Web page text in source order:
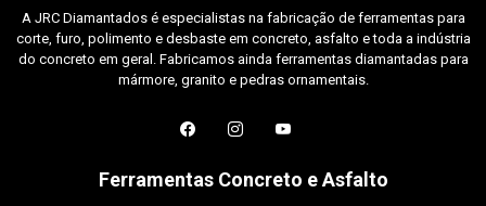
A JRC Diamantados é especialistas na fabricação de ferramentas para
corte, furo, polimento e desbaste em concreto, asfalto e toda a indústria
do concreto em geral. Fabricamos ainda ferramentas diamantadas para
mármore, granito e pedras ornamentais.
Ferramentas Concreto e Asfalto